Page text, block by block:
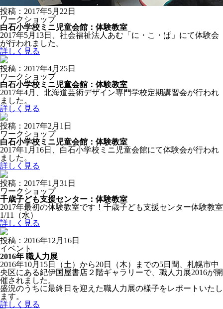
投稿：2017年5月22日
ワークショップ
白石小学校ミニ児童会館：体験教室
2017年5月13日、社会福祉法人あむ「に・こ・ぱ」にて体験会
が行われました。
詳しく見る
投稿：2017年4月25日
ワークショップ
白石小学校ミニ児童会館：体験教室
2017年4月、北海道芸術デザイン専門学校定期講習会が行われ
ました。
詳しく見る
投稿：2017年2月1日
ワークショップ
白石小学校ミニ児童会館：体験教室
2017年1月16日、白石小学校ミニ児童会館にて体験会が行われ
ました。
詳しく見る
投稿：2017年1月31日
ワークショップ
千歳子ども支援センター：体験教室
2017年最初の体験教室です！千歳子ども支援センター体験教室
1/11（水）
詳しく見る
投稿：2016年12月16日
イベント
2016年 職人力展
2016年10月15日（土）から20日（木）までの5日間、札幌市中
央区にある紀伊国屋書店２階ギャラリーで、職人力展2016が開
催されました。
盛況のうちに最終日を迎えた職人力展の様子をレポートいたし
ます。
詳しく見る